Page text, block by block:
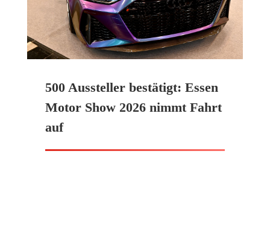
500 Aussteller bestätigt: Essen
Motor Show 2026 nimmt Fahrt
auf